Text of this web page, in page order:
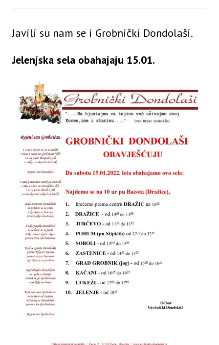
Javili su nam se i Grobnički Dondolaši.
Jelenjska sela obahajaju 15.01.